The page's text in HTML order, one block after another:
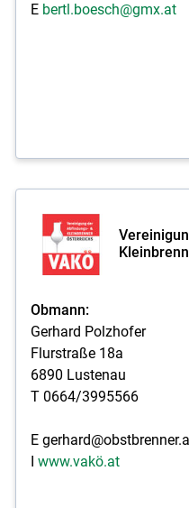
E bertl.boesch@gmx.at
Obmann:
Gerhard Polzhofer
Flurstraße 18a
6890 Lustenau
T 0664/3995566
E
I www.vakö.at